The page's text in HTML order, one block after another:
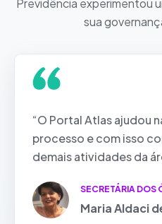
Previdência experimentou
sua
“O Portal Atlas ajudou
processo e com isso
demais atividades da
SECRETÁRIA DOS
Maria Aldaci